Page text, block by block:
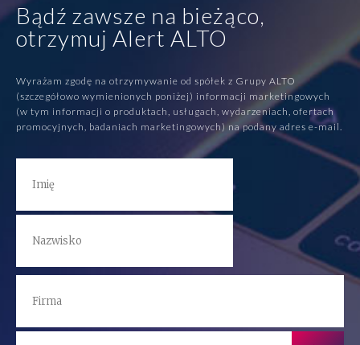
Bądź zawsze na bieżąco,
otrzymuj Alert ALTO
Wyrażam zgodę na otrzymywanie od spółek z Grupy ALTO
(szczegółowo wymienionych poniżej) informacji marketingowych
(w tym informacji o produktach, usługach, wydarzeniach, ofertach
promocyjnych, badaniach marketingowych) na podany adres e-mail.